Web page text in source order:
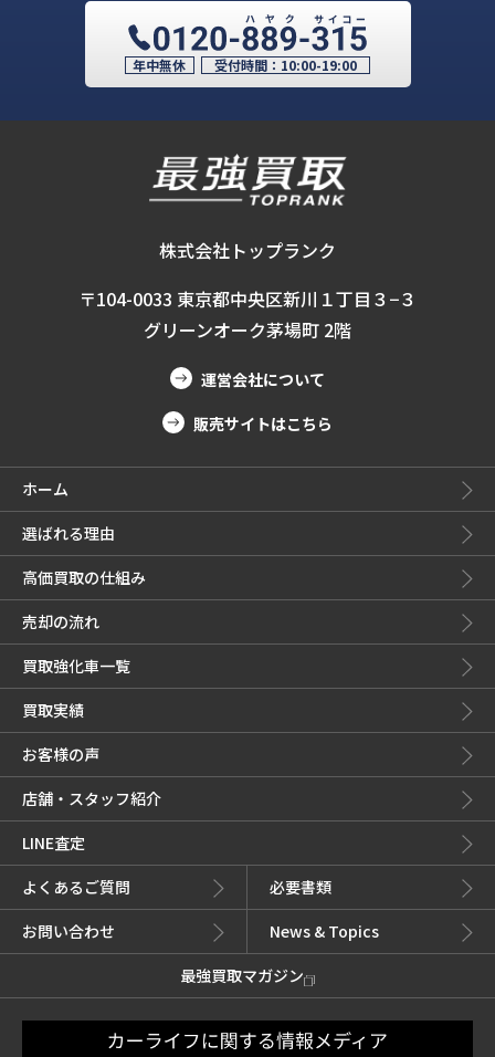
年中無休 受付時間： 10:00-19:00
株式会社トップランク
〒104-0033 東京都中央区新川１丁目３−３
グリーンオーク茅場町 2階
運営会社について
販売サイトはこちら
ホーム
選ばれる理由
高価買取の仕組み
売却の流れ
買取強化車一覧
買取実績
お客様の声
店舗・スタッフ紹介
LINE査定
よくあるご質問
必要書類
お問い合わせ
News & Topics
最強買取マガジン